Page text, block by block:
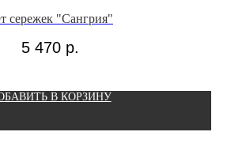
сережек "Сангрия"
5 470 р.
В КОРЗИНУ